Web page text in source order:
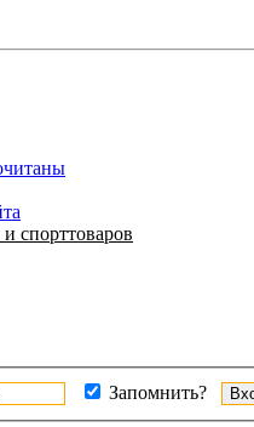
спорттоваров
Запомнить?